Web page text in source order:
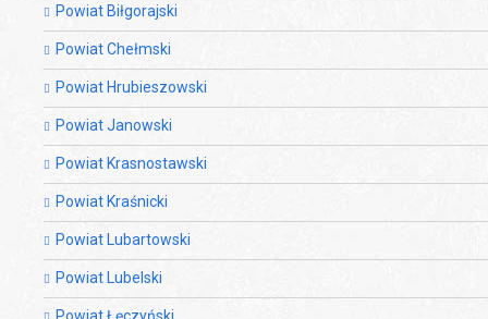
Powiat Biłgorajski
Powiat Chełmski
Powiat Hrubieszowski
Powiat Janowski
Powiat Krasnostawski
Powiat Kraśnicki
Powiat Lubartowski
Powiat Lubelski